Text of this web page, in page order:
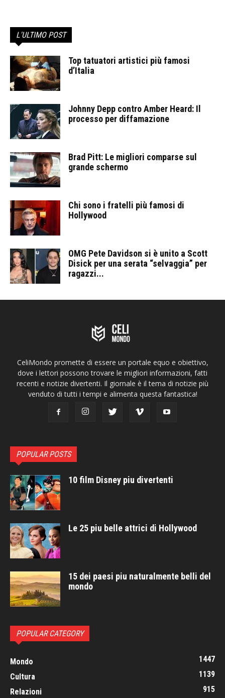
L'ULTIMO POST
Top tatuatori artistici più famosi
d’Italia
Johnny Depp contro Amber Heard: Il
processo per diffamazione
Brad Pitt: Le migliori comparse sul
grande schermo
Chi sono i fratelli più famosi di
Hollywood
OMG Pete Davidson si è unito a Scott
Disick per una serata “selvaggia” per
ragazzi...
CeliMondo promette di essere un portale equo e obiettivo,
dove i lettori possono trovare le migliori informazioni, fatti
recenti e notizie divertenti. Il giornale è il tema di notizie più
venduto di tutti i tempi e alimenta questa fantastica!
POPULAR POSTS
10 film Disney piu divertenti
Le 25 piu belle attrici di Hollywood
15 dei paesi piu naturalmente belli del
mondo
POPULAR CATEGORY
Mondo
1447
Cultura
1139
Relazioni
915